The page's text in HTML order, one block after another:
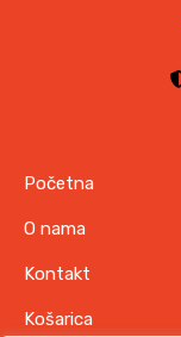
Početna
O nama
Kontakt
Košarica